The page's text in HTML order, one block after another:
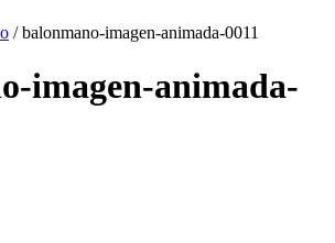
/ balonmano-imagen-animada-0011
imagen-animada-